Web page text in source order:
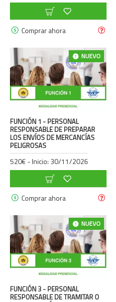
Comprar ahora
NUEVO
FUNCIÓN 1 - PERSONAL
RESPONSABLE DE PREPARAR
LOS ENVÍOS DE MERCANCÍAS
PELIGROSAS
520€ - Inicio: 30/11/2026
Comprar ahora
NUEVO
FUNCIÓN 3 - PERSONAL
RESPONSABLE DE TRAMITAR O